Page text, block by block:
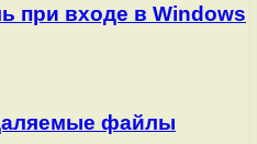
при входе в Windows
файлы